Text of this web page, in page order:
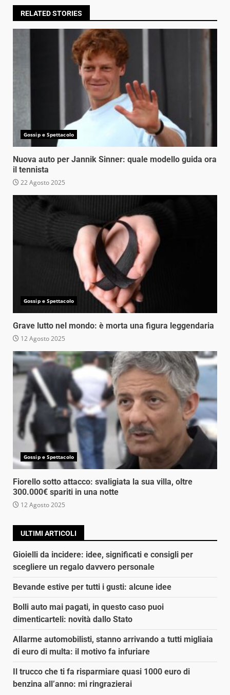
RELATED STORIES
Gossip e Spettacolo
Nuova auto per Jannik Sinner: quale modello guida ora
il tennista
22 Agosto 2025
Gossip e Spettacolo
Grave lutto nel mondo: è morta una figura leggendaria
12 Agosto 2025
Gossip e Spettacolo
Fiorello sotto attacco: svaligiata la sua villa, oltre
300.000€ spariti in una notte
12 Agosto 2025
ULTIMI ARTICOLI
Gioielli da incidere: idee, significati e consigli per
scegliere un regalo davvero personale
Bevande estive per tutti i gusti: alcune idee
Bolli auto mai pagati, in questo caso puoi
dimenticarteli: novità dallo Stato
Allarme automobilisti, stanno arrivando a tutti migliaia
di euro di multa: il motivo fa infuriare
Il trucco che ti fa risparmiare quasi 1000 euro di
benzina all’anno: mi ringrazierai